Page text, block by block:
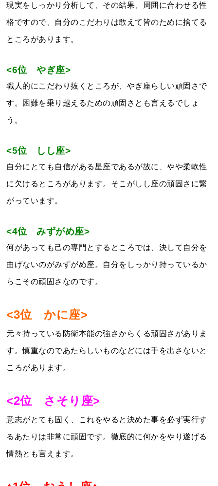
現実をしっかり分析して、その結果、周囲に合わせる性
格ですので、自分のこだわりは敢えて皆のために捨てる
ところがあります。
<6位 やぎ座>
職人的にこだわり抜くところが、やぎ座らしい頑固さで
す。困難を乗り越えるための頑固さとも言えるでしょ
う。
<5位 しし座>
自分にとても自信がある星座であるが故に、やや柔軟性
に欠けるところがあります。そこがしし座の頑固さに繋
がっています。
<4位 みずがめ座>
何があっても己の専門とするところでは、決して自分を
曲げないのがみずがめ座。自分をしっかり持っているか
らこその頑固さなのです。
<3位 かに座>
元々持っている防衛本能の強さからくる頑固さがありま
す。慎重なのであたらしいものなどには手を出さないと
ころがあります。
<2位 さそり座>
意志がとても固く、これをやると決めた事を必ず実行す
るあたりは非常に頑固です。徹底的に何かをやり遂げる
情熱とも言えます。